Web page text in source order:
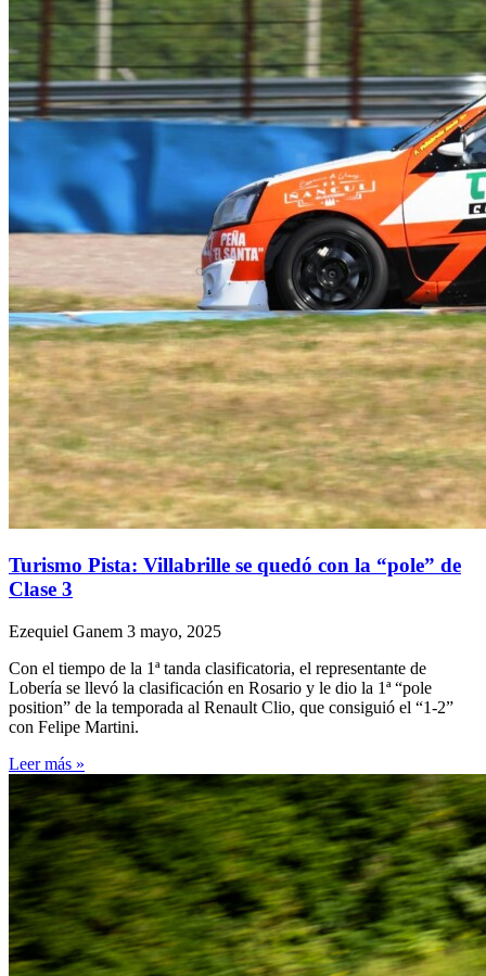
Turismo Pista: Villabrille se quedó con la “pole” de
Clase 3
Ezequiel Ganem 3 mayo, 2025
Con el tiempo de la 1ª tanda clasificatoria, el representante de
Lobería se llevó la clasificación en Rosario y le dio la 1ª “pole
position” de la temporada al Renault Clio, que consiguió el “1-2”
con Felipe Martini.
Leer más »